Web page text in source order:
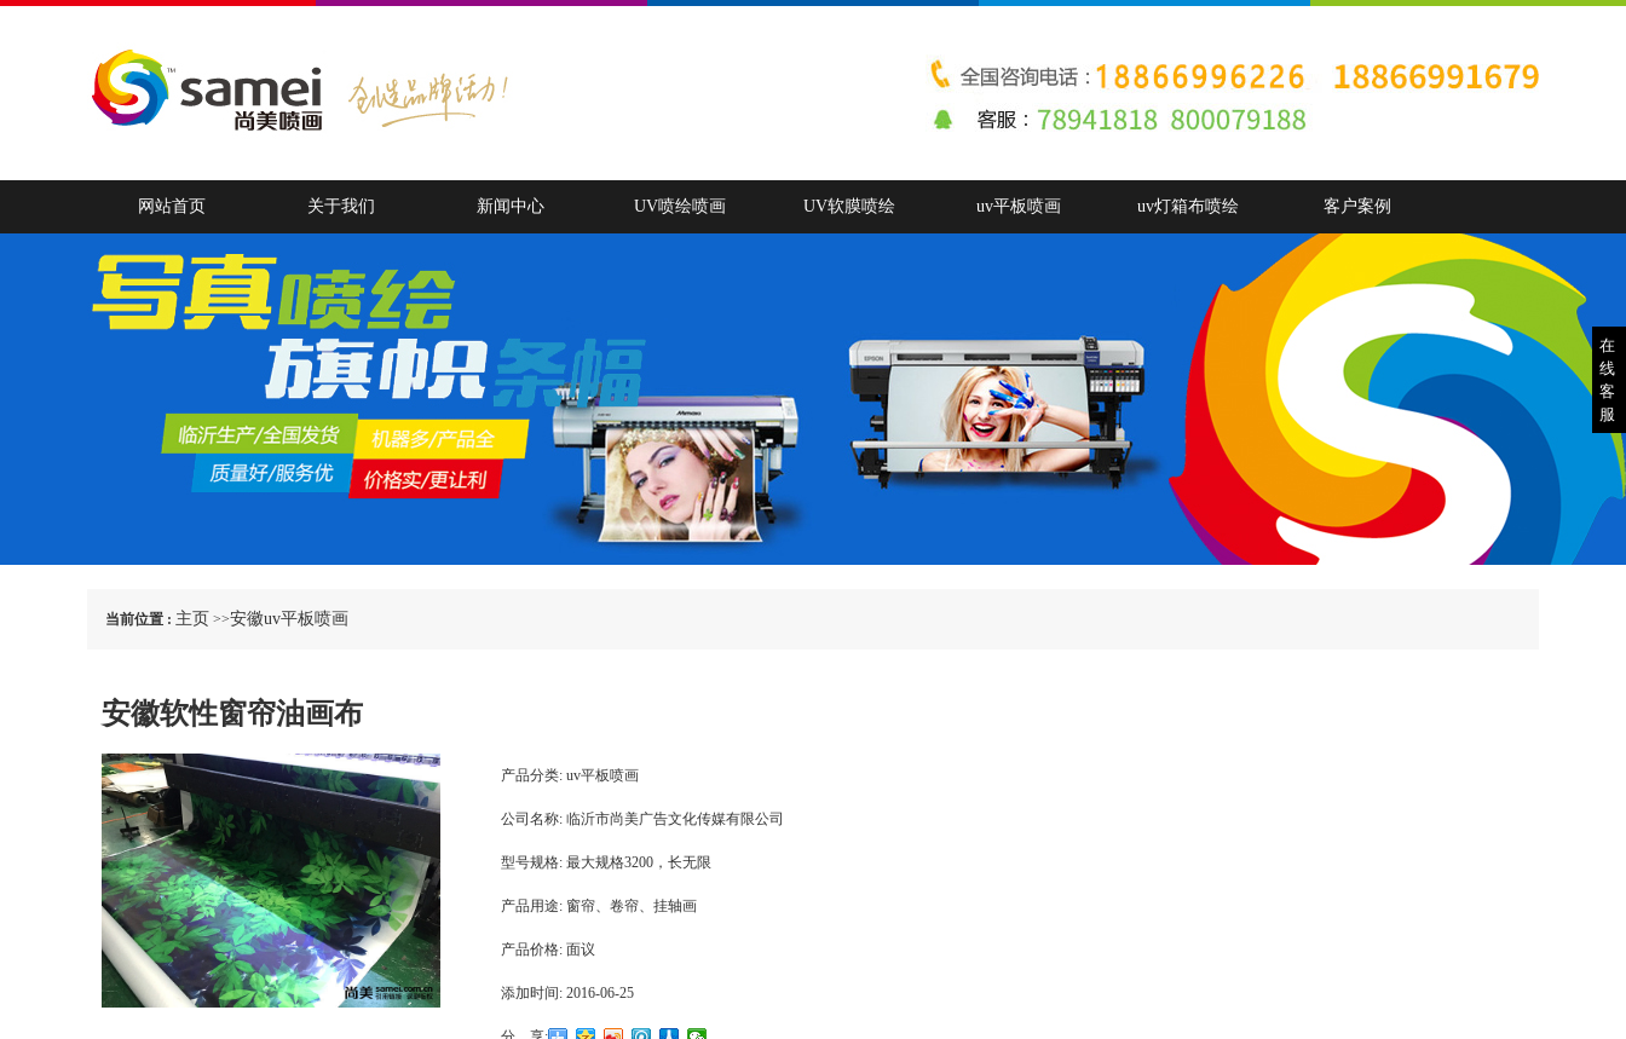
网站首页 关于我们 新闻中心 UV喷绘喷画 UV软膜喷绘 uv平板喷画 uv灯箱布喷绘 客户案例
当前位置 : 主页 >>安徽uv平板喷画
安徽软性窗帘油画布
产品分类: uv平板喷画
公司名称: 临沂市尚美广告文化传媒有限公司
型号规格: 最大规格3200，长无限
产品用途: 窗帘、卷帘、挂轴画
产品价格: 面议
添加时间: 2016-06-25
在
线
客
服